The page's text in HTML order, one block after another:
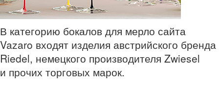
В категорию бокалов для мерло сайта
Vazaro входят изделия австрийского бренда
Riedel, немецкого производителя Zwiesel
и прочих торговых марок.